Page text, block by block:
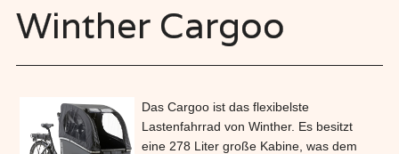
Winther Cargoo
Das Cargoo ist das flexibelste
Lastenfahrrad von Winther. Es besitzt
eine 278 Liter große Kabine, was dem